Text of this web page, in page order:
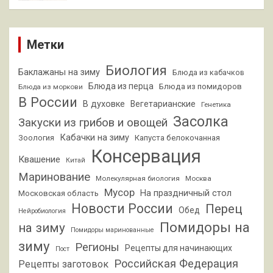
Метки
Баклажаны на зиму Биология Блюда из кабачков
Блюда из моркови Блюда из перца Блюда из помидоров
В России В духовке Вегетарианские Генетика
Закуски из грибов и овощей Засолка
Зоология Кабачки на зиму Капуста белокочанная
Квашение Китай Консервация
Маринование Молекулярная биология Москва
Московская область Мусор На праздничный стол
Нейробиология Новости России Обед
Перец
на зиму
Помидоры маринованные
Помидоры на
зиму
Пост Регионы Рецепты для начинающих
Рецепты заготовок Российская Федерация